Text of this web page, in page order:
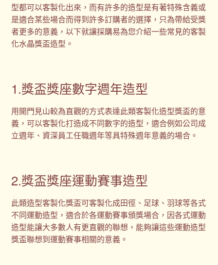
型都可以客製化出來，而有許多的造型是有著特殊含義或
是適合某些場合而得到許多訂購者的選擇，只為帶給受獎
者更多的意義，以下就讓採購易為您介紹一些常見的客製
化水晶獎盃造型。
1.獎盃獎座數字週年造型
用開門見山較為直觀的方式表達此類客製化造型獎盃的意
義，可以客製化打造成不同數字的造型，適合例如公司成
立週年、資深員工任職週年等具特殊週年意義的場合。
2.獎盃獎座運動賽事造型
此類造型客製化獎盃可客製化成田徑、足球、羽球等各式
不同運動造型，適合於各運動賽事頒獎場合，因各式運動
造型能讓大多數人有更直觀的聯想，能夠讓這些運動造型
獎盃聯想到運動賽事相關的意義。